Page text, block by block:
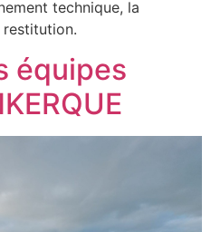
technique, la
équipes